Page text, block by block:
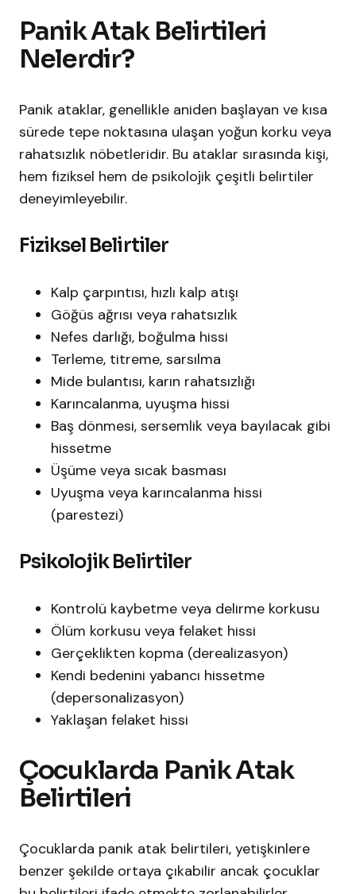
Panik Atak Belirtileri
Nelerdir?
Panik ataklar, genellikle aniden başlayan ve kısa
sürede tepe noktasına ulaşan yoğun korku veya
rahatsızlık nöbetleridir. Bu ataklar sırasında kişi,
hem fiziksel hem de psikolojik çeşitli belirtiler
deneyimleyebilir.
Fiziksel Belirtiler
Kalp çarpıntısı, hızlı kalp atışı
Göğüs ağrısı veya rahatsızlık
Nefes darlığı, boğulma hissi
Terleme, titreme, sarsılma
Mide bulantısı, karın rahatsızlığı
Karıncalanma, uyuşma hissi
Baş dönmesi, sersemlik veya bayılacak gibi
hissetme
Üşüme veya sıcak basması
Uyuşma veya karıncalanma hissi
(parestezi)​
Psikolojik Belirtiler
Kontrolü kaybetme veya delirme korkusu
Ölüm korkusu veya felaket hissi
Gerçeklikten kopma (derealizasyon)
Kendi bedenini yabancı hissetme
(depersonalizasyon)
Yaklaşan felaket hissi
Çocuklarda Panik Atak
Belirtileri
Çocuklarda panik atak belirtileri, yetişkinlere
benzer şekilde ortaya çıkabilir ancak çocuklar